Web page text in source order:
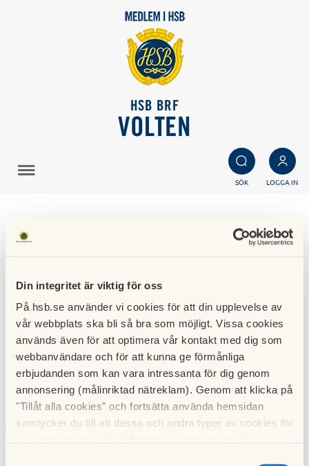
Din integritet är viktig för oss
På hsb.se använder vi cookies för att din upplevelse av
vår webbplats ska bli så bra som möjligt. Vissa cookies
används även för att optimera vår kontakt med dig som
webbanvändare och för att kunna ge förmånliga
erbjudanden som kan vara intressanta för dig genom
annonsering (målinriktad nätreklam). Genom att klicka på
"Tillåt alla cookies" och fortsätta använda hemsidan
samtycker du till att dessa och andra typer av cookies för
HSB BRF
VOLTEN
SÖK LOGGA IN
Kallelse till årstämma i
26 april 2019
Kallelse med dagordning stämman 2019.pdf Hämta
Till nyhetslistan